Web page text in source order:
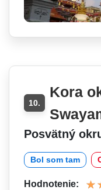
10.
Kora
Posvätný
Bol som tam
Hodnotenie: